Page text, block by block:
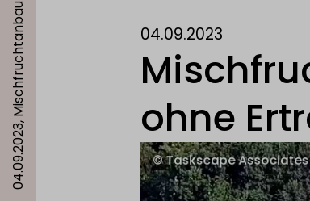
Sammlungen
Veranstaltungen
Über das LIB
04.09.2023, Mischfruchtanbau 04.09.2023
ohne